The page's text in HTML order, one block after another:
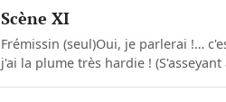
Scène XI
Frémissin (seul)Oui, je parlerai !…
j'ai la plume très hardie !